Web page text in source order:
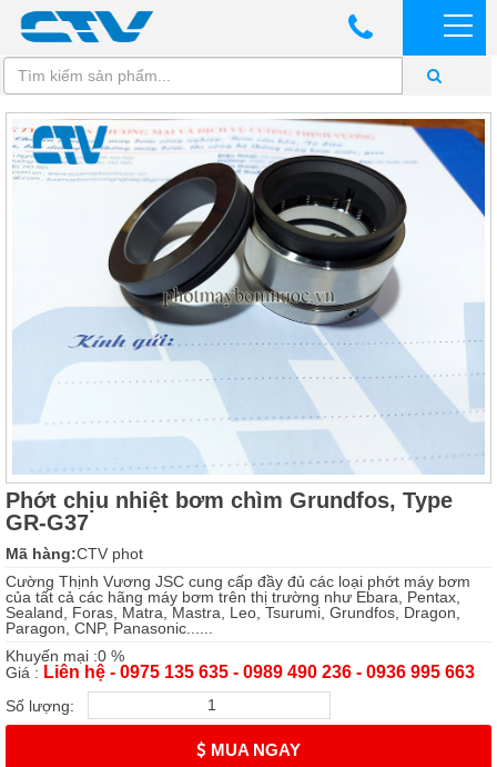
Phớt chịu nhiệt bơm chìm Grundfos, Type
GR-G37
Mã hàng:CTV phot
Cường Thịnh Vương JSC cung cấp đầy đủ các loại phớt máy bơm
của tất cả các hãng máy bơm trên thị trường như Ebara, Pentax,
Sealand, Foras, Matra, Mastra, Leo, Tsurumi, Grundfos, Dragon,
Paragon, CNP, Panasonic......
Khuyến mại :0 %
Giá : Liên hệ - 0975 135 635 - 0989 490 236 - 0936 995 663
Số lượng:
MUA NGAY